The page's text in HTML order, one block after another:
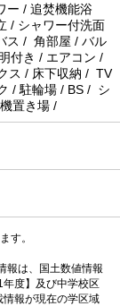
ー / 追焚機能浴
/ シャワー付洗面
ス / 角部屋 / バル
付き / エアコン /
ス / 床下収納 / TV
/ 駐輪場 / BS / シ
置き場 /
す。
報は、国土数値情報
度】及び中学校区
報が現在の学区域